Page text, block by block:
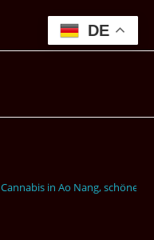
Cannabis in Ao Nang, schöne
DE